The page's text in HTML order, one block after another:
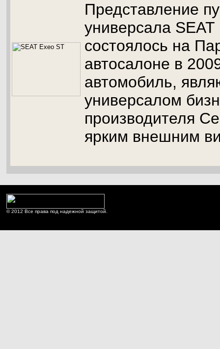
Представление
универсала SEAT
состоялось на
автосалоне в
автомобиль,
универсалом
производителя
ярким внешним
© 2012 Все права под надежной защитой.